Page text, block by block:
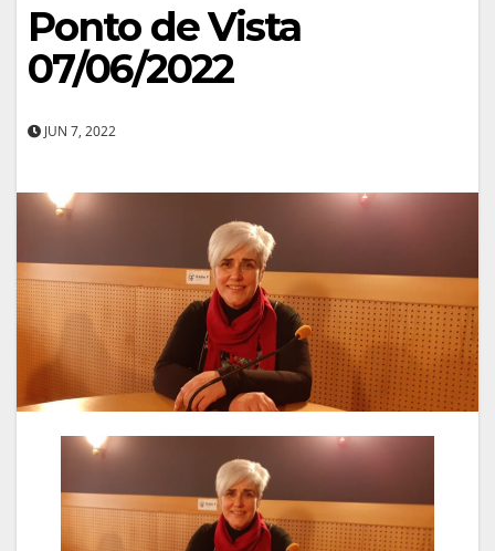
Ponto de Vista
07/06/2022
JUN 7, 2022